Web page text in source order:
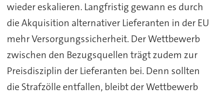
wieder eskalieren. Langfristig gewann es durch
die Akquisition alternativer Lieferanten in der EU
mehr Versorgungssicherheit. Der Wettbewerb
zwischen den Bezugsquellen trägt zudem zur
Preisdisziplin der Lieferanten bei. Denn sollten
die Strafzölle entfallen, bleibt der Wettbewerb